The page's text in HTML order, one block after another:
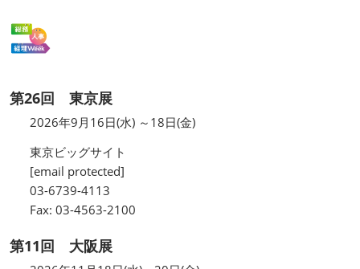
第26回 東京展
2026年9月16日(水) ～18日(金)
東京ビッグサイト
[email protected]
03-6739-4113
Fax: 03-4563-2100
第11回 大阪展